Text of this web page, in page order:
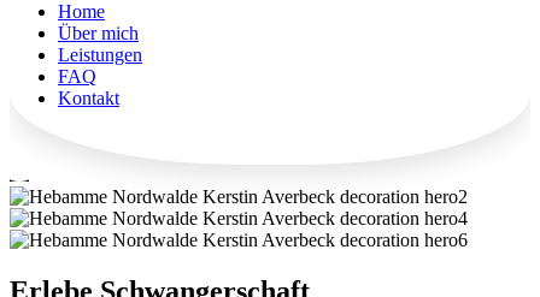
Home
Über mich
Leistungen
FAQ
Kontakt